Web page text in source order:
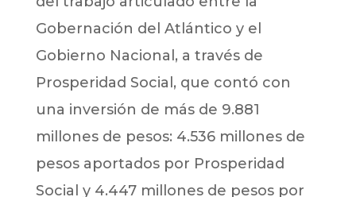
Gobernación del Atlántico y el
Gobierno Nacional, a través de
Prosperidad Social, que contó con
una inversión de más de 9.881
millones de pesos: 4.536 millones de
pesos aportados por Prosperidad
Social y 4.447 millones de pesos por